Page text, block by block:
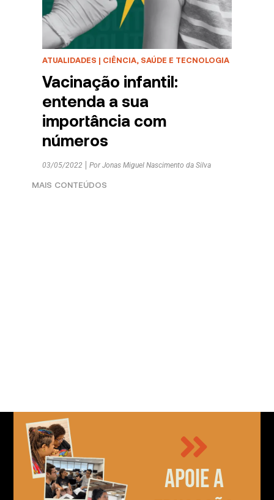
ATUALIDADES | CIÊNCIA, SAÚDE E TECNOLOGIA
Vacinação infantil:
entenda a sua
importância com
números
03/05/2022 Por Jonas Miguel Nascimento da Silva
Apoie a